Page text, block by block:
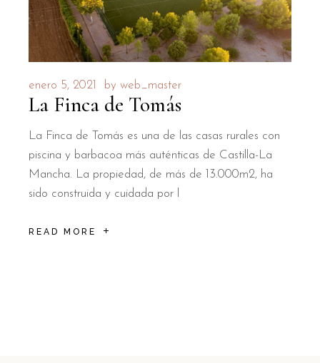
enero 5, 2021 by web_master
La Finca de Tomás
La Finca de Tomás es una de las casas rurales con
piscina y barbacoa más auténticas de Castilla-La
Mancha. La propiedad, de más de 13.000m2, ha
sido construida y cuidada por l
READ MORE